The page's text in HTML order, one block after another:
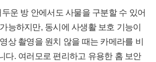
운 방 안에서도 사물을 구분할 수 있어
능하지만, 동시에 사생활 보호 기능이
상 촬영을 원치 않을 때는 카메라를 비
다. 여러모로 편리하고 유용한 홈 보안